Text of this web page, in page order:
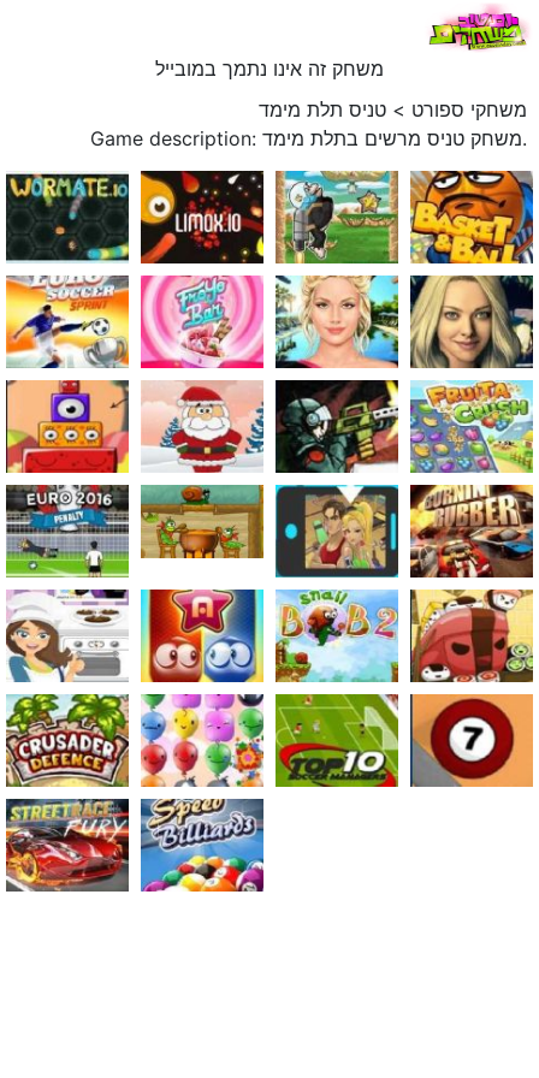
משחק זה אינו נתמך במובייל
משחקי ספורט > טניס תלת מימד
Game description: משחק טניס מרשים בתלת מימד.